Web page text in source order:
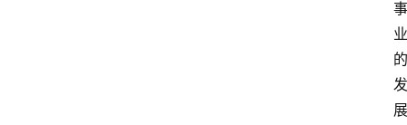
事
业
的
发
展